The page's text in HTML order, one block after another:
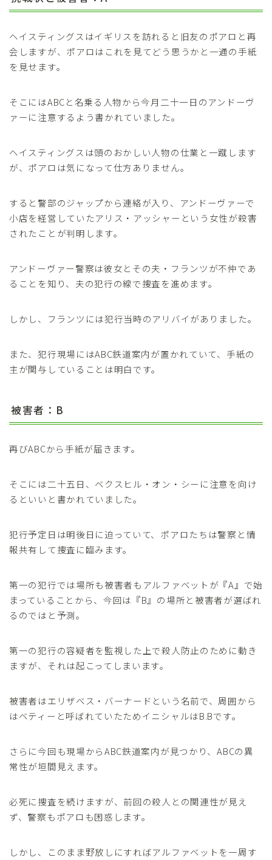
ヘイスティングスはイギリスを訪れると旧友のポアロと再
会しますが、ポアロはこれを見てどう思うかと一通の手紙
を見せます。
そこにはABCと名乗る人物から今月二十一日のアンドーヴ
ァーに注意するよう書かれていました。
ヘイスティングスは頭のおかしい人物の仕業と一蹴します
が、ポアロは気になって仕方ありません。
すると警部のジャップから連絡が入り、アンドーヴァーで
小店を経営していたアリス・アッシャーという女性が殺害
されたことが判明します。
アンドーヴァー警察は彼女とその夫・フランツが不仲であ
ることを知り、夫の犯行の線で捜査を進めます。
しかし、フランツには犯行当時のアリバイがありました。
また、犯行現場にはABC鉄道案内が置かれていて、手紙の
主が関与していることは明白です。
被害者：B
再びABCから手紙が届きます。
そこには二十五日、ベクスヒル・オン・シーに注意を向け
るといいと書かれていました。
犯行予定日は明後日に迫っていて、ポアロたちは警察と情
報共有して捜査に臨みます。
第一の犯行では場所も被害者もアルファベットが『A』で始
まっていることから、今回は『B』の場所と被害者が選ばれ
るのではと予測。
第一の犯行の容疑者を監視した上で殺人防止のために動き
ますが、それは起こってしまいます。
被害者はエリザベス・バーナードという名前で、周囲から
はベティーと呼ばれていたためイニシャルはB.Bです。
さらに今回も現場からABC鉄道案内が見つかり、ABCの異
常性が垣間見えます。
必死に捜査を続けますが、前回の殺人との関連性が見え
ず、警察もポアロも困惑します。
しかし、このまま野放しにすればアルファベットを一周す